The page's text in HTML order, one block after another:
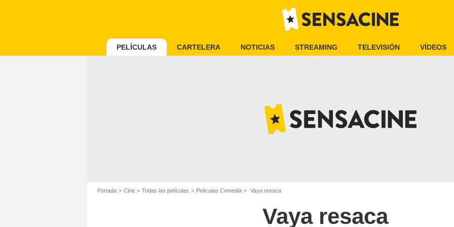
PELÍCULAS CARTELERA NOTICIAS STREAMING TELEVISIÓN VÍDEOS
Portada Cine Todas las películas Películas Comedia Vaya resaca
Vaya resaca